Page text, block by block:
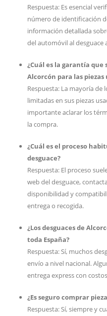
Respuesta: Es esencial
número de identificación
información detallada
del automóvil al desguace
¿Cuál es la garantía que
Alcorcón para las piezas
Respuesta: La mayoría de
limitadas en sus piezas
importante aclarar los
la compra.
¿Cuál es el proceso
desguace?
Respuesta: El proceso
web del desguace,
disponibilidad y
entrega o recogida.
¿Los desguaces de
toda España?
Respuesta: Sí, muchos
envío a nivel nacional.
entrega express con
¿Es seguro comprar
Respuesta: Sí, siempre y